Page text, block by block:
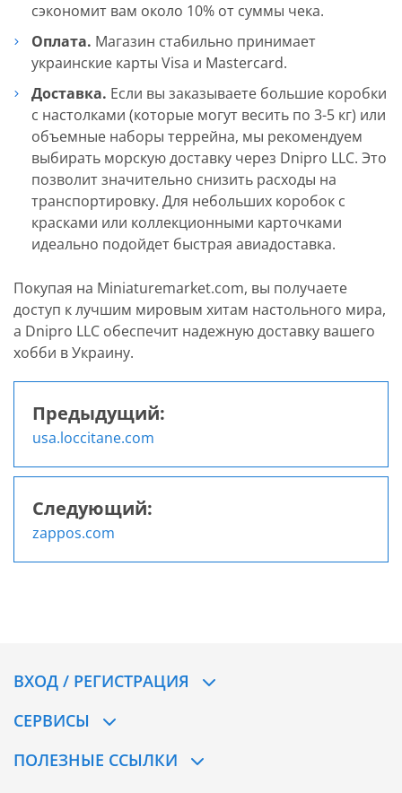
сэкономит вам около 10% от суммы чека.
Оплата. Магазин стабильно принимает
украинские карты Visa и Mastercard.
Доставка. Если вы заказываете большие коробки
с настолками (которые могут весить по 3-5 кг) или
объемные наборы террейна, мы рекомендуем
выбирать морскую доставку через Dnipro LLC. Это
позволит значительно снизить расходы на
транспортировку. Для небольших коробок с
красками или коллекционными карточками
идеально подойдет быстрая авиадоставка.
Покупая на Miniaturemarket.com, вы получаете
доступ к лучшим мировым хитам настольного мира,
а Dnipro LLC обеспечит надежную доставку вашего
хобби в Украину.
Навигация
по
записям
Предыдущий:
usa.loccitane.com
Следующий:
zappos.com
ВХОД / РЕГИСТРАЦИЯ
СЕРВИСЫ
ПОЛЕЗНЫЕ ССЫЛКИ